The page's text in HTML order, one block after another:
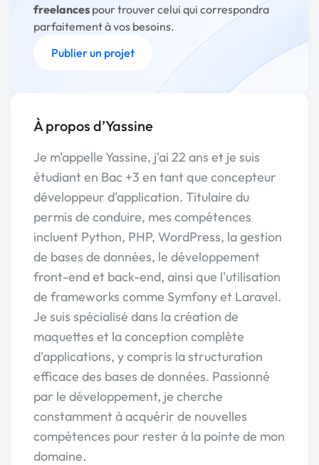
freelances pour trouver celui qui correspondra
parfaitement à vos besoins.
Publier un projet
À propos d’Yassine
Je m'appelle Yassine, j'ai 22 ans et je suis
étudiant en Bac +3 en tant que concepteur
développeur d'application. Titulaire du
permis de conduire, mes compétences
incluent Python, PHP, WordPress, la gestion
de bases de données, le développement
front-end et back-end, ainsi que l'utilisation
de frameworks comme Symfony et Laravel.
Je suis spécialisé dans la création de
maquettes et la conception complète
d'applications, y compris la structuration
efficace des bases de données. Passionné
par le développement, je cherche
constamment à acquérir de nouvelles
compétences pour rester à la pointe de mon
domaine.